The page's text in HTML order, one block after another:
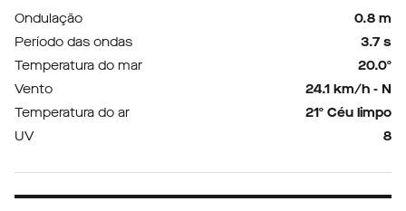
Ondulação
0.8 m
Período das ondas
3.7 s
Temperatura do mar
20.0º
Vento
24.1 km/h - N
Temperatura do ar
21º Céu limpo
UV
8